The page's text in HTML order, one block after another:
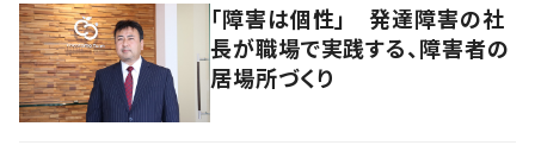
「障害は個性」 発達障害の社
長が職場で実践する、障害者の
居場所づくり